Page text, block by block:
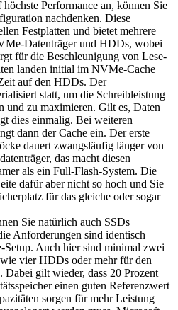
Performance an, können Sie
nachdenken. Diese
Festplatten und bietet mehrere
Datenträger und HDDs, wobei
für die Beschleunigung von Lese-
landen initial im NVMe-Cache
auf den HDDs. Der
statt, um die Schreibleistung
und zu maximieren. Gilt es, Daten
dies einmalig. Bei weiteren
dann der Cache ein. Der erste
dauert zwangsläufig länger von
das macht diesen
als ein Full-Flash-System. Die
dafür aber nicht so hoch und Sie
für das gleiche oder sogar
Sie natürlich auch SSDs
Anforderungen sind identisch
Setup. Auch hier sind minimal zwei
vier HDDs oder mehr für den
gilt wieder, dass 20 Prozent
einen guten Referenzwert
sorgen für mehr Leistung